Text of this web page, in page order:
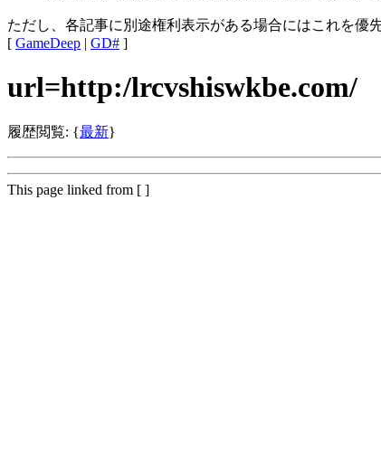
ただし、各記事に別途権利表示がある場合にはこれを優先
[ GameDeep | GD# ]
url=http:/lrcvshiswkbe.com/
履歴閲覧: {最新}
This page linked from [ ]